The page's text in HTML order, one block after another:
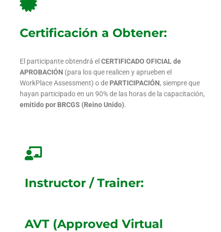
Certificación a Obtener:
El participante obtendrá el CERTIFICADO OFICIAL de
APROBACIÓN (para los que realicen y aprueben el
WorkPlace Assessment) o de PARTICIPACIÓN, siempre que
hayan participado en un 90% de las horas de la capacitación,
emitido por BRCGS (Reino Unido).
Instructor / Trainer:
AVT (Approved Virtual